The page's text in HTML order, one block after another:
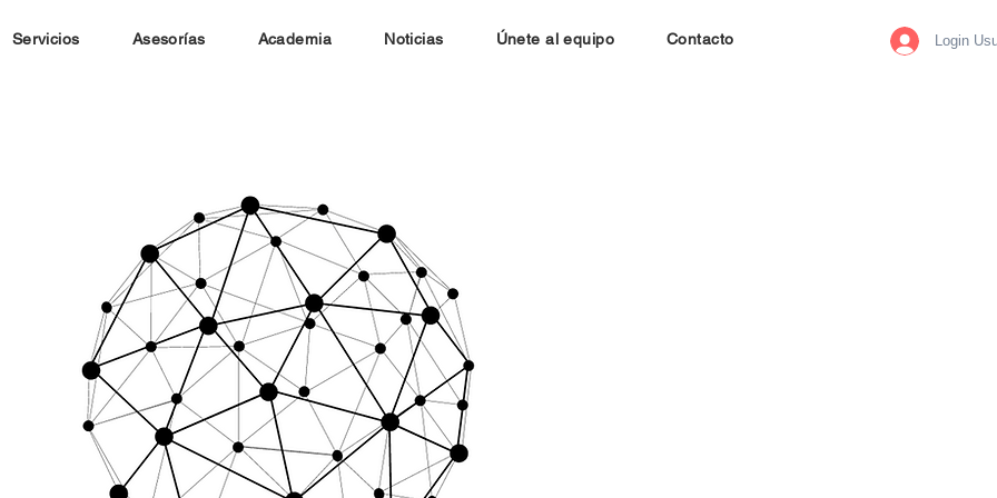
Servicios Asesorías Academia Noticias Únete al equipo Contacto Login